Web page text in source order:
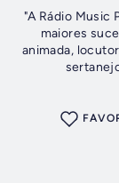
"A Rádio Music
maiores
animada,